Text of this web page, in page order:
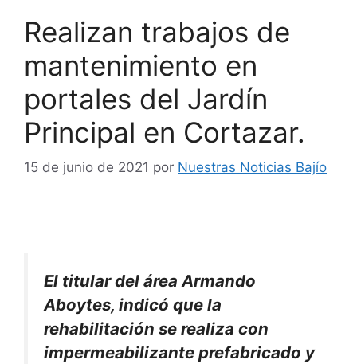
Realizan trabajos de
mantenimiento en
portales del Jardín
Principal en Cortazar.
15 de junio de 2021 por Nuestras Noticias Bajío
El titular del área Armando
Aboytes, indicó que la
rehabilitación se realiza con
impermeabilizante prefabricado y